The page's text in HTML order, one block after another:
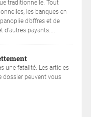
traditionnelle. Tout
les banques en
d’offres et de
d’autres payants....
une fatalité. Les articles
dossier peuvent vous